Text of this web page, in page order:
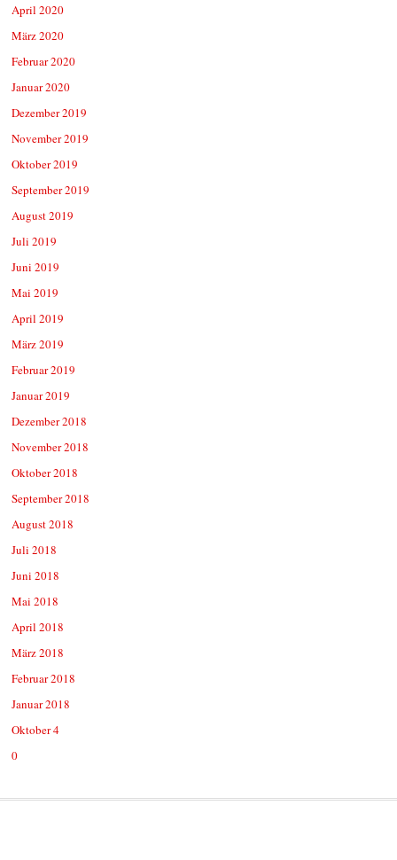
April 2020
März 2020
Februar 2020
Januar 2020
Dezember 2019
November 2019
Oktober 2019
September 2019
August 2019
Juli 2019
Juni 2019
Mai 2019
April 2019
März 2019
Februar 2019
Januar 2019
Dezember 2018
November 2018
Oktober 2018
September 2018
August 2018
Juli 2018
Juni 2018
Mai 2018
April 2018
März 2018
Februar 2018
Januar 2018
Oktober 4
0